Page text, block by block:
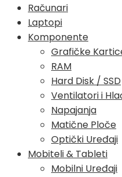
Računari
Laptopi
Komponente
Grafičke
RAM
Hard Disk / SSD
Ventilatori i
Napajanja
Matične Ploče
Optički Uređaji
Mobiteli & Tableti
Mobilni Uređaji